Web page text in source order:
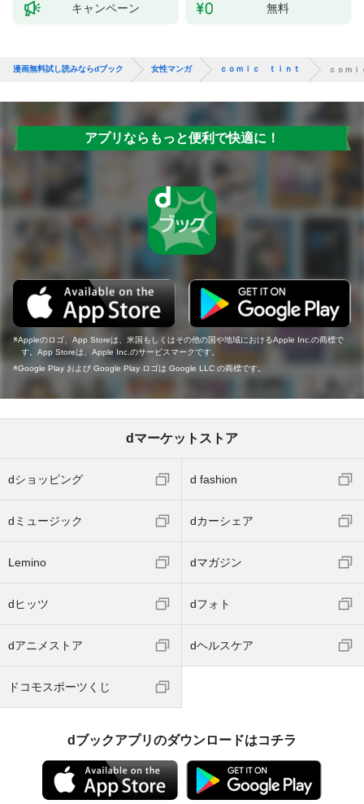
キャンペーン 無料
漫画無料試し読みならdブック 女性マンガ ｃｏｍｉｃ ｔｉｎｔ ｃｏｍ
アプリならもっと便利で快適に！
Appleのロゴ、App Storeは、米国もしくはその他の国や地域におけるApple Inc.の商標で
す。App Storeは、Apple Inc.のサービスマークです。
Google Play および Google Play ロゴは Google LLC の商標です。
dマーケットストア
dショッピング d fashion
dミュージック dカーシェア
Lemino dマガジン
dヒッツ dフォト
dアニメストア dヘルスケア
ドコモスポーツくじ
dブックアプリのダウンロードはコチラ